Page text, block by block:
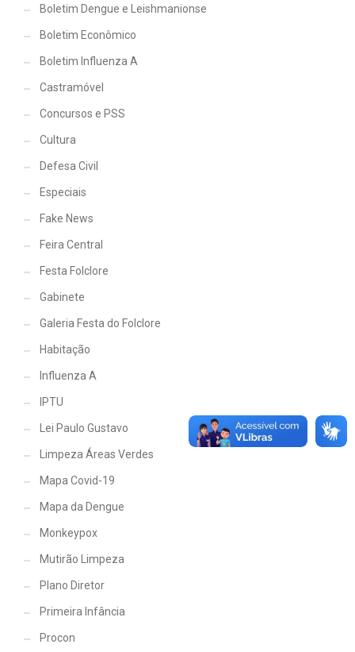
Boletim Dengue e Leishmanionse
Boletim Econômico
Boletim Influenza A
Castramóvel
Concursos e PSS
Cultura
Defesa Civil
Especiais
Fake News
Feira Central
Festa Folclore
Gabinete
Galeria Festa do Folclore
Habitação
Influenza A
IPTU
Lei Paulo Gustavo
Limpeza Áreas Verdes
Mapa Covid-19
Mapa da Dengue
Monkeypox
Mutirão Limpeza
Plano Diretor
Primeira Infância
Procon